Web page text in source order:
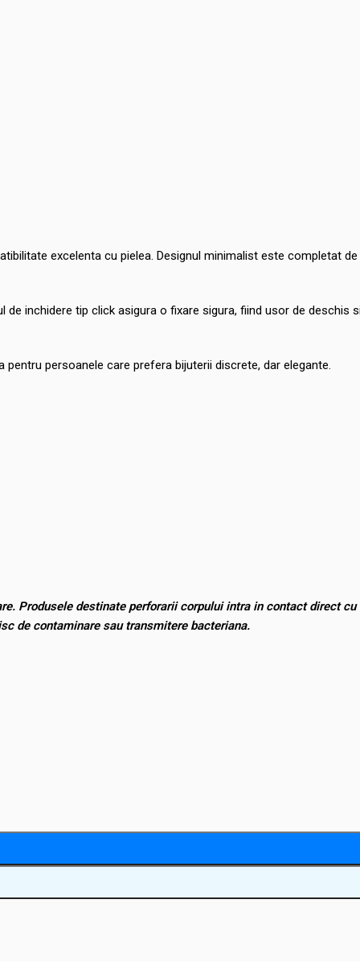
excelenta cu pielea. Designul minimalist este completat de
inchidere tip click asigura o fixare sigura, fiind usor de deschis
pentru persoanele care prefera bijuterii discrete, dar elegante.
Produsele destinate perforarii corpului intra in contact direct cu
de contaminare sau transmitere bacteriana.